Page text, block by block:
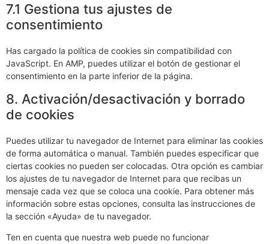
7.1 Gestiona tus ajustes de
consentimiento
Has cargado la política de cookies sin compatibilidad con
JavaScript. En AMP, puedes utilizar el botón de gestionar el
consentimiento en la parte inferior de la página.
8. Activación/desactivación y borrado
de cookies
Puedes utilizar tu navegador de Internet para eliminar las cookies
de forma automática o manual. También puedes especificar que
ciertas cookies no pueden ser colocadas. Otra opción es cambiar
los ajustes de tu navegador de Internet para que recibas un
mensaje cada vez que se coloca una cookie. Para obtener más
información sobre estas opciones, consulta las instrucciones de
la sección «Ayuda» de tu navegador.
Ten en cuenta que nuestra web puede no funcionar